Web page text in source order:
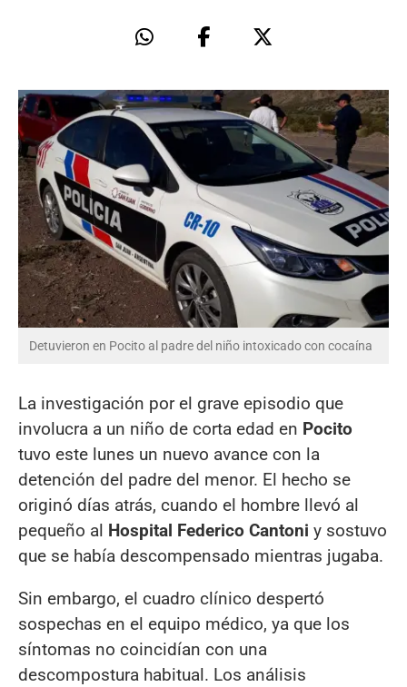
Detuvieron en Pocito al padre del niño intoxicado con cocaína
La investigación por el grave episodio que
involucra a un niño de corta edad en Pocito
tuvo este lunes un nuevo avance con la
detención del padre del menor. El hecho se
originó días atrás, cuando el hombre llevó al
pequeño al Hospital Federico Cantoni y sostuvo
que se había descompensado mientras jugaba.
Sin embargo, el cuadro clínico despertó
sospechas en el equipo médico, ya que los
síntomas no coincidían con una
descompostura habitual. Los análisis